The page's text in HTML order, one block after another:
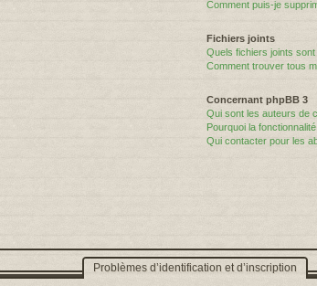
Comment puis-je
Fichiers joints
Quels fichiers joints
Comment trouver tous
Concernant phpBB 3
Qui sont les auteurs de
Pourquoi la
Qui contacter pour les
Problèmes d’identification et d’inscription